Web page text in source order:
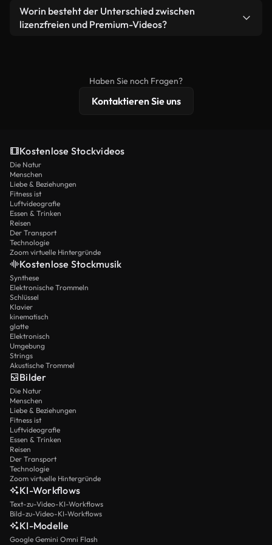
weiterverbreiten.
Videomaterial.
Ja. Sie dürfen unsere Videos gerne kürzen,
bearbeiten oder neu zusammenstellen. Achten Sie
Worin besteht der Unterschied zwischen
lizenzfreien und Premium-Videos?
erweiterten Lizenzschutz bieten.
Haben Sie noch Fragen?
Kontaktieren Sie uns
Kostenlose Stockvideos
Die Natur
Menschen
Liebe & Beziehungen
Fitness ist
Luftvideografie
Essen & Trinken
Reisen
Der Transport
Technologie
Zoom virtuelle Hintergründe
Kostenlose Stockmusik
Synthese
Elektronische Trommeln
Schlüssel
Klavier
kinematisch
glatte
Elektronisch
Umgebung
Strings
Akustische Trommel
Bilder
Die Natur
Menschen
Liebe & Beziehungen
Fitness ist
Luftvideografie
Essen & Trinken
Reisen
Der Transport
Technologie
Zoom virtuelle Hintergründe
KI-Workflows
Text-zu-Video-KI-Workflows
Bild-zu-Video-KI-Workflows
KI-Modelle
Google Gemini Omni Flash